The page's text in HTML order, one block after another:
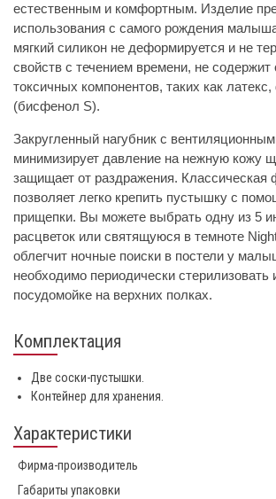
естественным и комфортным. Изделие
использования с самого рождения
мягкий силикон не деформируется и не
свойств с течением времени, не содержит
токсичных компонентов, таких как
(бисфенол S).
Закругленный нагубник с
минимизирует давление на нежную кожу
защищает от раздражения. Классическая
позволяет легко крепить пустышку с
прищепки. Вы можете выбрать одну из 5
расцветок или святящуюся в темноте
облегчит ночные поиски в постели у
необходимо периодически
посудомойке на верхних полках.
Комплектация
Две соски-пустышки.
Контейнер для хранения.
Характеристики
Фирма-производитель
Габариты упаковки